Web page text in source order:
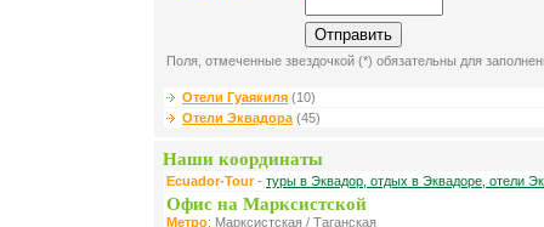
Поля, отмеченные звездочкой (*) обязательны для
Отели Гуаякиля (10)
Отели Эквадора(45)
Наши координаты
Ecuador-Tour- туры в Эквадор, отдых в Эквадоре, отели
Офис на Марксистской
Метро: Марксистская / Таганская